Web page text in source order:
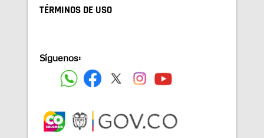
TÉRMINOS DE USO
Síguenos: